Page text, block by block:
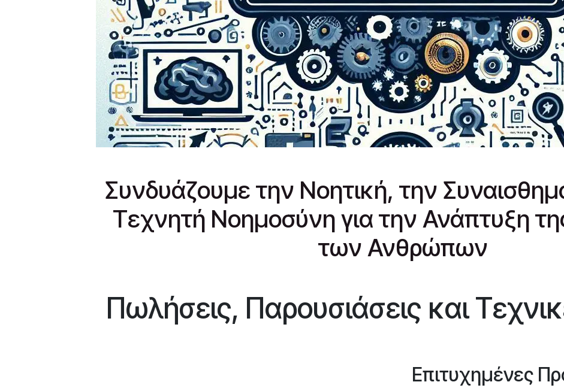
Συνδυάζουμε την Νοητική, την
Τεχνητή Νοημοσύνη για την Ανάπτυξη
των Ανθρώπων
Πωλήσεις, Παρουσιάσεις και
Επιτυχημένες